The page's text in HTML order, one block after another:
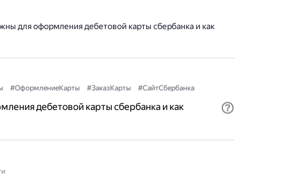
для оформления дебетовой карты сбербанка и как
#ОформлениеКарты #ЗаказКарты #СайтСбербанка
дебетовой карты сбербанка и как